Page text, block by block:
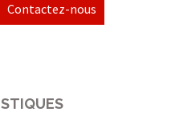
Contactez-nous